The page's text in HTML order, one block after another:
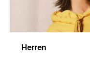
Herren